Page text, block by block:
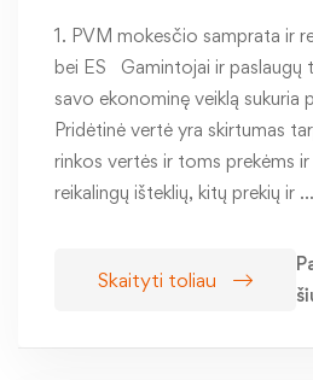
1. PVM mokesčio samprata ir
bei ES Gamintojai ir paslaugų
savo ekonominę veiklą sukuria
Pridėtinė vertė yra skirtumas
rinkos vertės ir toms prekėms
reikalingų išteklių, kitų prekių ir …
Skaityti toliau